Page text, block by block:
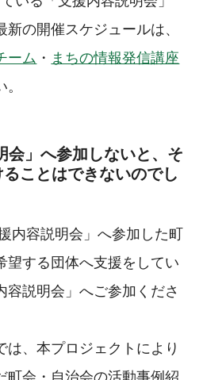
の開催スケジュールは、
ーム ・ まちの情報発信講座
会」へ参加しないと、そ
ことはできないのでし
内容説明会」へ参加した町
望する団体へ支援をしてい
容説明会」へご参加くださ
は、本プロジェクトにより
町会・自治会の活動事例紹